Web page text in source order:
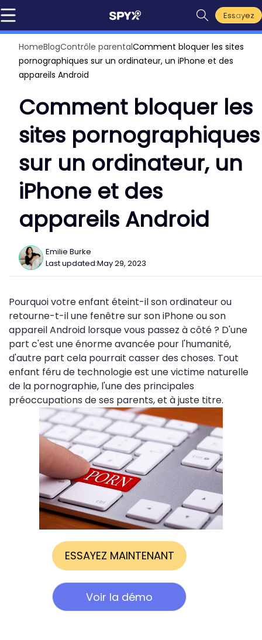
Essayez
HomeBlogContrôle parentalComment bloquer les sites
pornographiques sur un ordinateur, un iPhone et des
appareils Android
Comment bloquer les
sites pornographiques
sur un ordinateur, un
iPhone et des
appareils Android
Emilie Burke
Last updated:May 29, 2023
Pourquoi votre enfant éteint-il son ordinateur ou
retourne-t-il une fenêtre sur son iPhone ou son
appareil Android lorsque vous passez à côté ? D'une
part c'est une énorme avancée pour l'humanité,
d'autre part cela pourrait casser des choses. Tout
enfant féru de technologie est une victime naturelle
de la pornographie, l'une des principales
préoccupations de ses parents, et à juste titre.
ESSAYEZ MAINTENANT
Voir la démo